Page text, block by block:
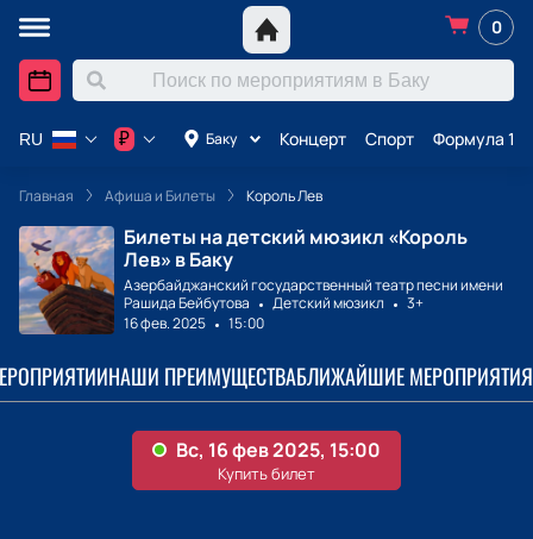
0
Баку Концерт Спорт Формула 1
RU ₽
Главная Афиша и Билеты Король Лев
Билеты на детский мюзикл «Король
Лев» в Баку
Азербайджанский государственный театр песни имени
Рашида Бейбутова
Детский мюзикл
3+
16 фев. 2025
15:00
НАШИ ПРЕИМУЩЕСТВАБЛИЖАЙШИЕ МЕРОПРИЯТИЯ